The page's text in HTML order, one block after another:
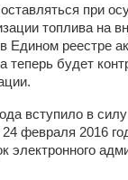
при
топлива на
в Едином реестре
теперь будет
вступило в
февраля 2016
электронного